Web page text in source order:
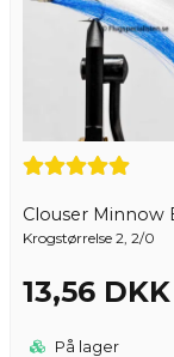
Clouser Minnow
Krogstørrelse 2, 2/0
13,56 DKK
På lager
Ja, du